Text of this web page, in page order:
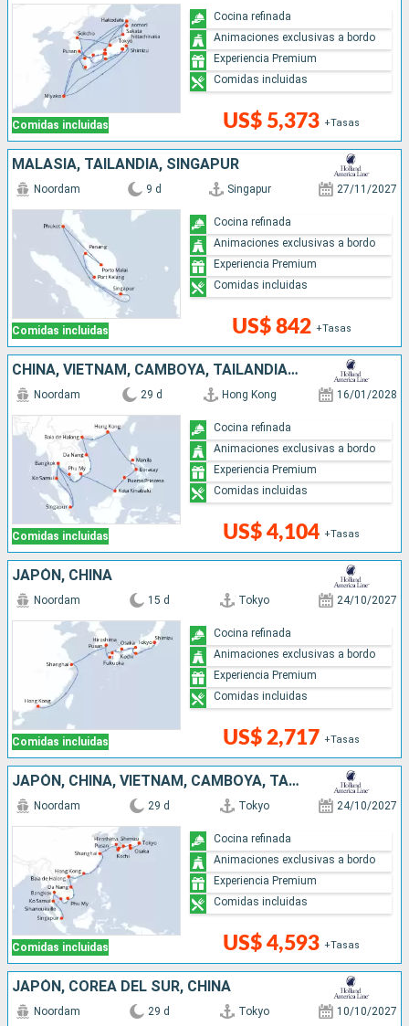
Comidas incluidas US$ 5,373 +Tasas
Cocina refinada
Animaciones exclusivas a bordo
Experiencia Premium
Comidas incluidas
MALASIA, TAILANDIA, SINGAPUR
Comidas incluidas
Noordam 9 d Singapur 27/11/2027
US$ 842 +Tasas
Cocina refinada
Animaciones exclusivas a bordo
Experiencia Premium
Comidas incluidas
CHINA, VIETNAM, CAMBOYA, TAILANDIA, SINGAPUR, MALASIA, FILIPINAS
Comidas incluidas
Noordam 29 d Hong Kong 16/01/2028
US$ 4,104 +Tasas
Cocina refinada
Animaciones exclusivas a bordo
Experiencia Premium
Comidas incluidas
JAPÓN, CHINA
Comidas incluidas
Noordam 15 d Tokyo 24/10/2027
US$ 2,717 +Tasas
Cocina refinada
Animaciones exclusivas a bordo
Experiencia Premium
Comidas incluidas
JAPÓN, CHINA, VIETNAM, CAMBOYA, TAILANDIA, SINGAPUR
Comidas incluidas
Noordam 29 d Tokyo 24/10/2027
US$ 4,593 +Tasas
Cocina refinada
Animaciones exclusivas a bordo
Experiencia Premium
Comidas incluidas
JAPÓN, COREA DEL SUR, CHINA
Noordam 29 d Tokyo 10/10/2027